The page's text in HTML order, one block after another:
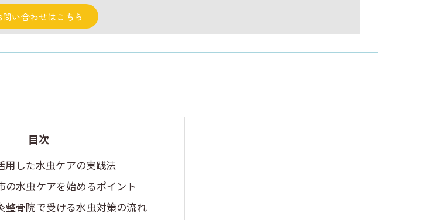
問い合わせはこちら
目次
用した水虫ケアの実践法
の水虫ケアを始めるポイント
整骨院で受ける水虫対策の流れ